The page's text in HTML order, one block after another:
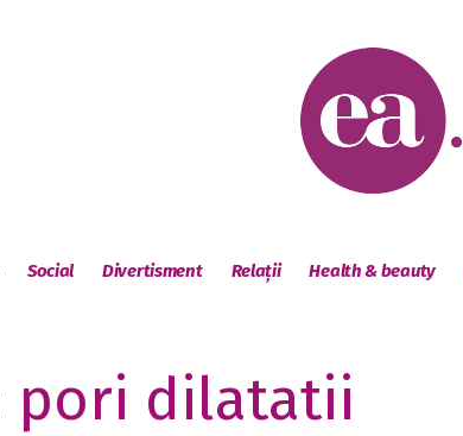
Social Divertisment Relații Health & beauty
pori dilatatii